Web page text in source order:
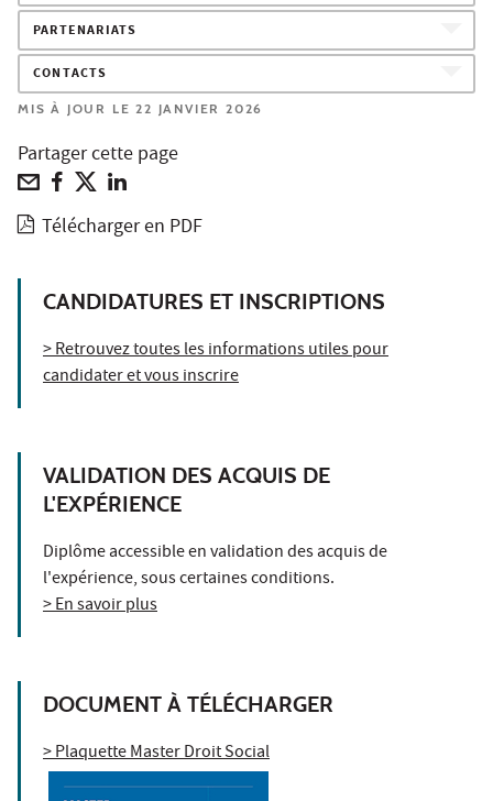
PARTENARIATS
CONTACTS
MIS À JOUR LE 22 JANVIER 2026
Partager cette page
Télécharger en PDF
CANDIDATURES ET INSCRIPTIONS
> Retrouvez toutes les informations utiles pour
candidater et vous inscrire
VALIDATION DES ACQUIS DE
L'EXPÉRIENCE
Diplôme accessible en validation des acquis de
l'expérience, sous certaines conditions.
> En savoir plus
DOCUMENT À TÉLÉCHARGER
> Plaquette Master Droit Social